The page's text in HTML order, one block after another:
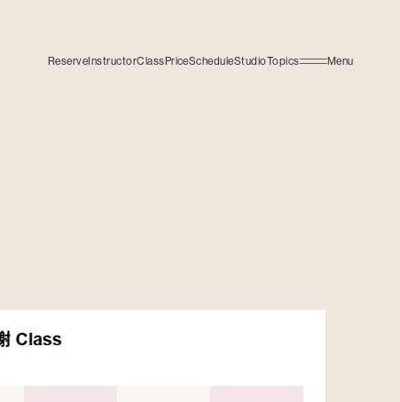
Reserve InstructorClassPriceScheduleStudioTopics Menu